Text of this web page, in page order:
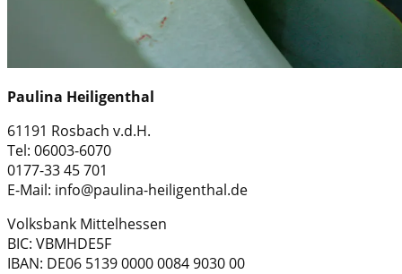
Paulina Heiligenthal
61191 Rosbach v.d.H.
Tel: 06003-6070
0177-33 45 701
E-Mail: info@paulina-heiligenthal.de
Volksbank Mittelhessen
BIC: VBMHDE5F
IBAN: DE06 5139 0000 0084 9030 00